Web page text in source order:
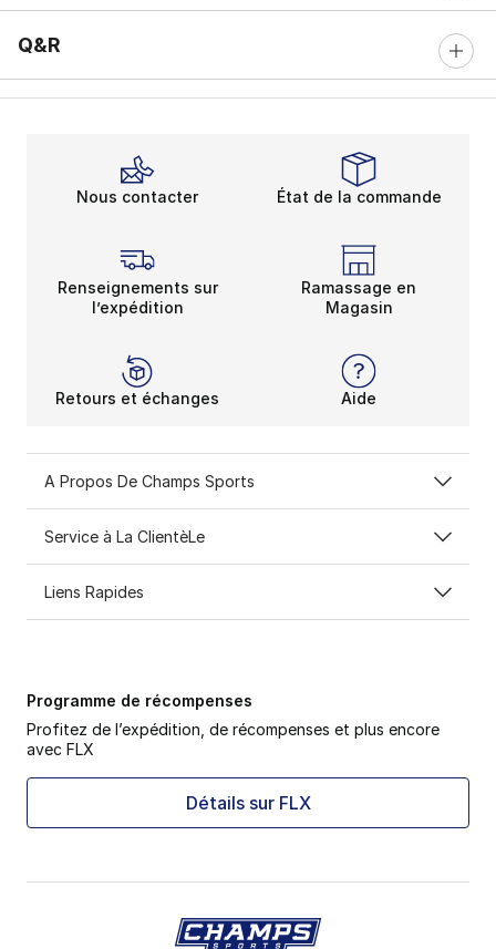
Q&R
Nous contacter État de la commande
Renseignements sur
l’expédition
Ramassage en
Magasin
Retours et échanges Aide
A Propos De Champs Sports
Service à La ClientèLe
Liens Rapides
Programme de récompenses
Profitez de l’expédition, de récompenses et plus encore
avec FLX
Détails sur FLX